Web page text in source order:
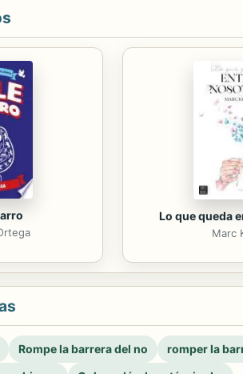
Lo que queda
Marc
Rompe la barrera del no
romper la